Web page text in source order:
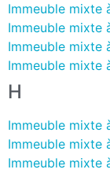
Immeuble mixte
Immeuble mixte
Immeuble mixte
Immeuble mixte
H
Immeuble mixte
Immeuble mixte
Immeuble mixte